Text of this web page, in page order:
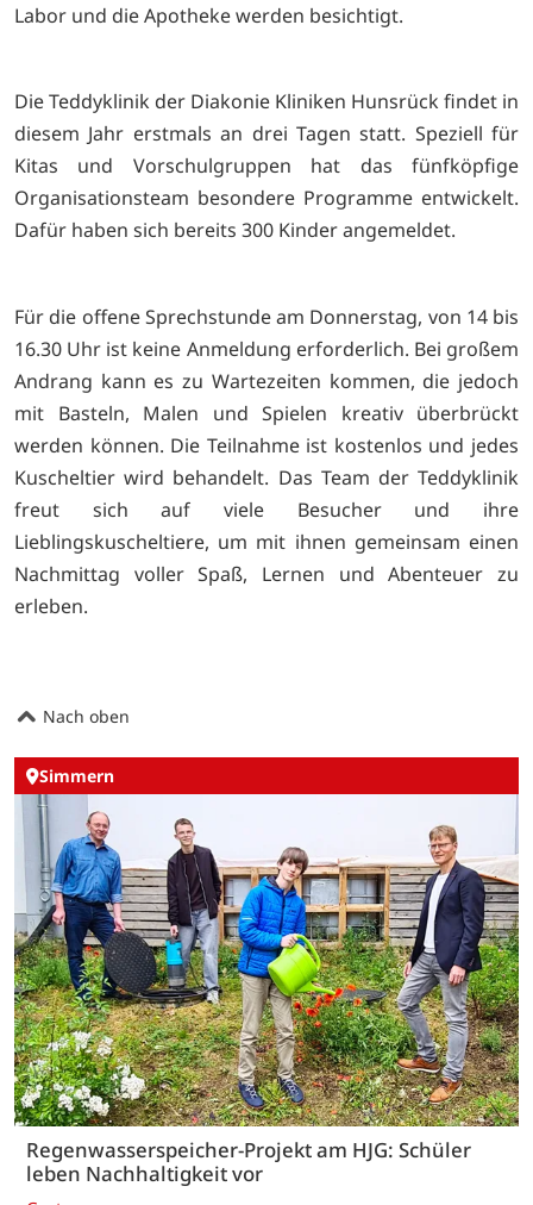
Labor und die Apotheke werden besichtigt.
Die Teddyklinik der Diakonie Kliniken Hunsrück findet in
diesem Jahr erstmals an drei Tagen statt. Speziell für
Kitas und Vorschulgruppen hat das fünfköpfige
Organisationsteam besondere Programme entwickelt.
Dafür haben sich bereits 300 Kinder angemeldet.
Für die offene Sprechstunde am Donnerstag, von 14 bis
16.30 Uhr ist keine Anmeldung erforderlich. Bei großem
Andrang kann es zu Wartezeiten kommen, die jedoch
mit Basteln, Malen und Spielen kreativ überbrückt
werden können. Die Teilnahme ist kostenlos und jedes
Kuscheltier wird behandelt. Das Team der Teddyklinik
freut sich auf
viele Besucher und ihre
Lieblingskuscheltiere, um mit ihnen gemeinsam einen
Nachmittag voller Spaß, Lernen und Abenteuer zu
erleben.
Nach oben
Simmern
Regenwasserspeicher-Projekt am HJG: Schüler
leben Nachhaltigkeit vor